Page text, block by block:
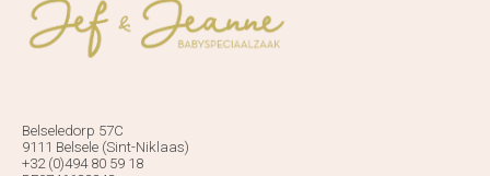
Belseledorp 57C
9111 Belsele (Sint-Niklaas)
+32 (0)494 80 59 18